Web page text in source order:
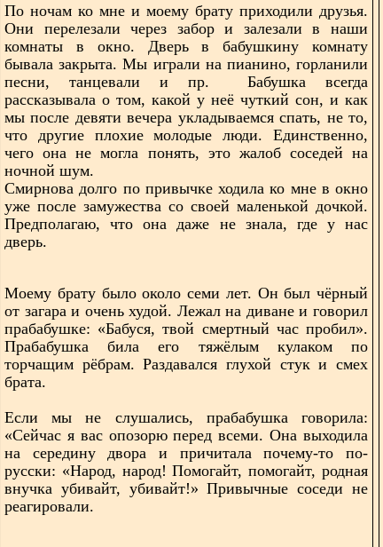
По ночам ко мне и моему брату приходили друзья.
Они перелезали через забор и залезали в наши
комнаты в окно. Дверь в бабушкину комнату
бывала закрыта. Мы играли на пианино, горланили
песни, танцевали и пр. Бабушка всегда
рассказывала о том, какой у неё чуткий сон, и как
мы после девяти вечера укладываемся спать, не то,
что другие плохие молодые люди. Единственно,
чего она не могла понять, это жалоб соседей на
ночной шум.
Смирнова долго по привычке ходила ко мне в окно
уже после замужества со своей маленькой дочкой.
Предполагаю, что она даже не знала, где у нас
дверь.
Моему брату было около семи лет. Он был чёрный
от загара и очень худой. Лежал на диване и говорил
прабабушке: «Бабуся, твой смертный час пробил».
Прабабушка била его тяжёлым кулаком по
торчащим рёбрам. Раздавался глухой стук и смех
брата.
Если мы не слушались, прабабушка говорила:
«Сейчас я вас опозорю перед всеми. Она выходила
на середину двора и причитала почему-то по-
русски: «Народ, народ! Помогайт, помогайт, родная
внучка убивайт, убивайт!» Привычные соседи не
реагировали.